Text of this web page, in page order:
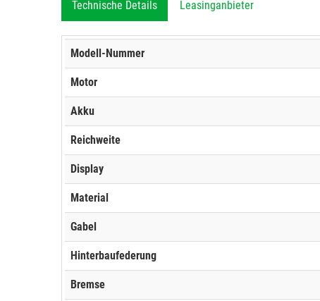
Technische Details Leasinganbieter
Modell-Nummer
Motor
Akku
Reichweite
Display
Material
Gabel
Hinterbaufederung
Bremse